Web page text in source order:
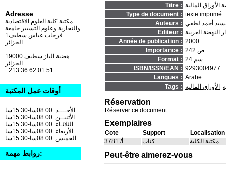
Titre : المالية
Type de document : texte imprimé
Auteurs : أحمد لطفي
Editeur : النهضة العربية
Année de publication : 2000
Importance :
242 ص.
Format :
24 سم
ISBN/ISSN/EAN : 9293004977
Langues : Arabe
Tags : الأوراق المالية
Réservation
Réserver ce document
Exemplaires
Cote Support
Localisation
أ/ 3781
كتاب مكتبة الكلية
Peut-être aimerez-vous
Adresse
مكتبة كلية العلوم الاقتصادية
والتجارية وعلوم التسيير جامعة
فرحات عباس سطيف1
الجزائر
19000 هضبة الباز سطيف
+213 36 62 01 51
أوقات عمل المكتبة
الأحــــد: 08:00سا-15:30سا
الأثنيــن: 08:00سا-15:30سا
الثلاثـاء: 08:00سا-15:30سا
الأربعاء: 08:00سا-15:30سا
الخميس: 08:00سا-15:30سا
روابط مهمة: